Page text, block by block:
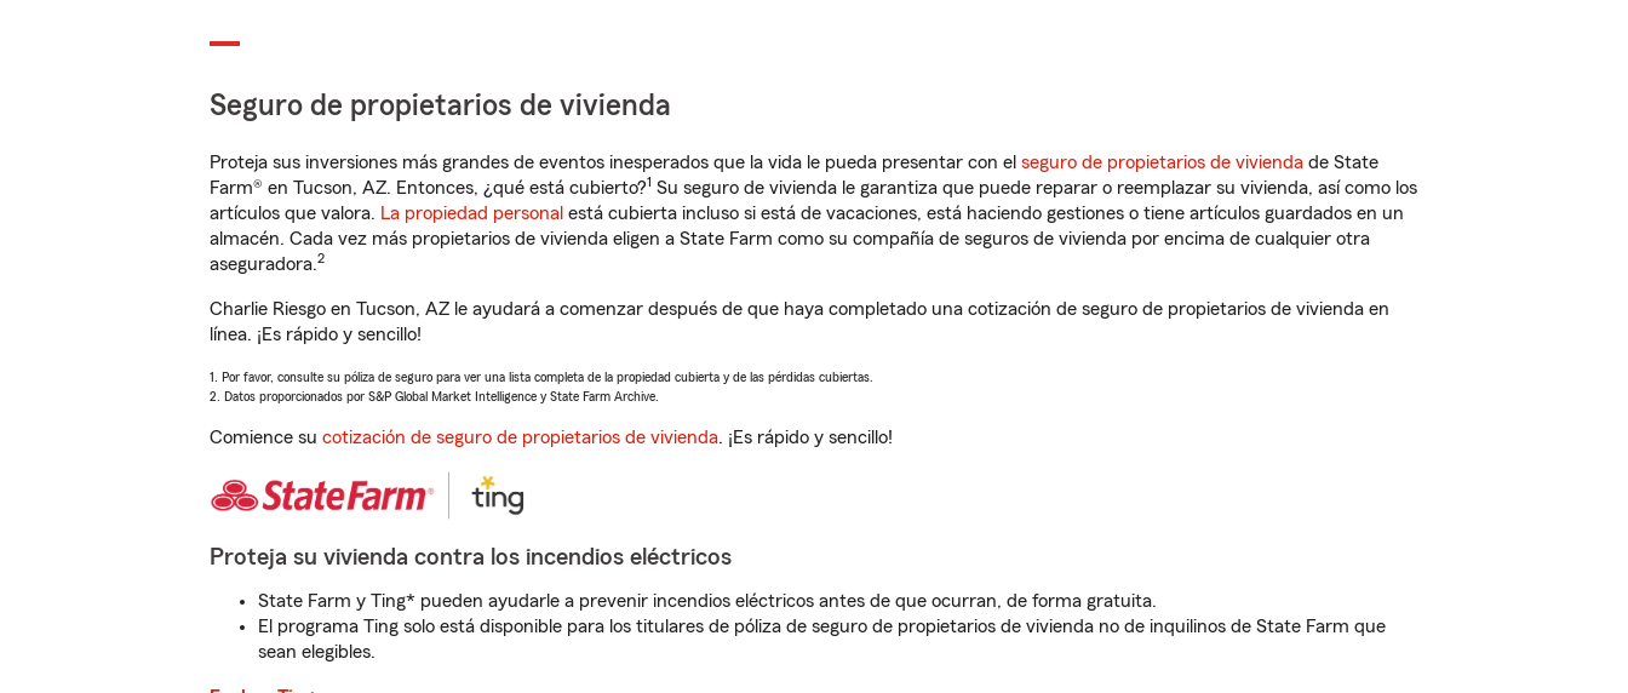
Seguro de propietarios de vivienda
Proteja sus inversiones más grandes de eventos inesperados que la vida le pueda presentar con el seguro de propietarios de vivienda de State
Farm® en Tucson, AZ. Entonces, ¿qué está cubierto?1 Su seguro de vivienda le garantiza que puede reparar o reemplazar su vivienda, así como los
artículos que valora. La propiedad personal está cubierta incluso si está de vacaciones, está haciendo gestiones o tiene artículos guardados en un
almacén. Cada vez más propietarios de vivienda eligen a State Farm como su compañía de seguros de vivienda por encima de cualquier otra
aseguradora.2
Charlie Riesgo en Tucson, AZ le ayudará a comenzar después de que haya completado una cotización de seguro de propietarios de vivienda en
línea. ¡Es rápido y sencillo!
1. Por favor, consulte su póliza de seguro para ver una lista completa de la propiedad cubierta y de las pérdidas cubiertas.
2. Datos proporcionados por S&P Global Market Intelligence y State Farm Archive.
Comience su cotización de seguro de propietarios de vivienda. ¡Es rápido y sencillo!
Proteja su vivienda contra los incendios eléctricos
State Farm y Ting* pueden ayudarle a prevenir incendios eléctricos antes de que ocurran, de forma gratuita.
El programa Ting solo está disponible para los titulares de póliza de seguro de propietarios de vivienda no de inquilinos de State Farm que
sean elegibles.